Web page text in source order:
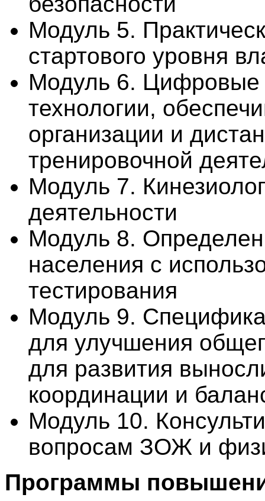
Модуль 5.
стартового уровня
Модуль 6. Цифровые
технологии,
организации и
тренировочной
Модуль 7.
деятельности
Модуль 8.
населения с
тестирования
Модуль 9.
для улучшения
для развития
координации и
Модуль 10.
вопросам ЗОЖ и
Программы